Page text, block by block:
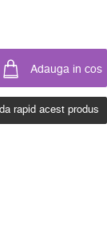
rapid acest produs